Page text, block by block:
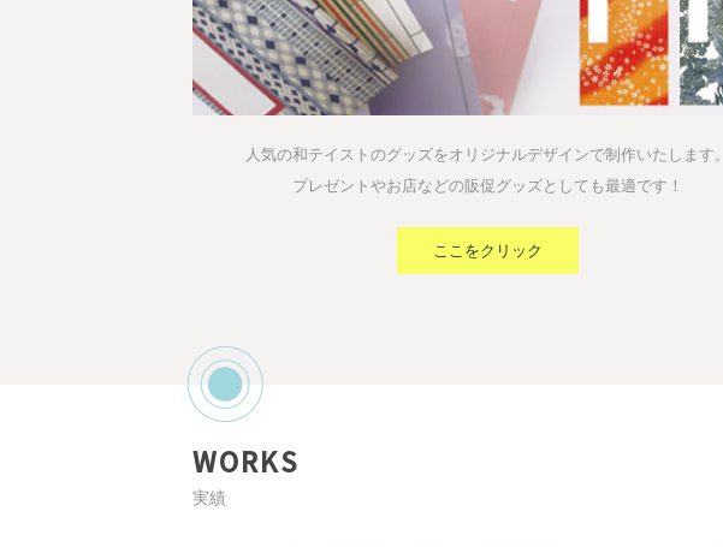
人気の和テイストのグッズをオリジナルデザインで制作いたします。
プレゼントやお店などの販促グッズとしても最適です！
ここをクリック
WORKS
実績